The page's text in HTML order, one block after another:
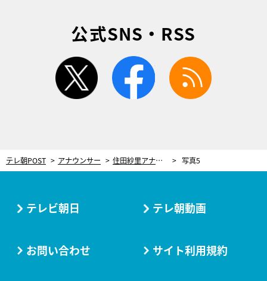
公式SNS・RSS
twitter facebook
テレ朝POST アナウンサー 住田紗里アナ＆斎藤ちはるアナ、ステージでダンスを生披露！「もう一度夢を叶えてもらう気分です」 写真5
テレビ朝日 テレ朝動画
お問い合わせ サイト利用規約